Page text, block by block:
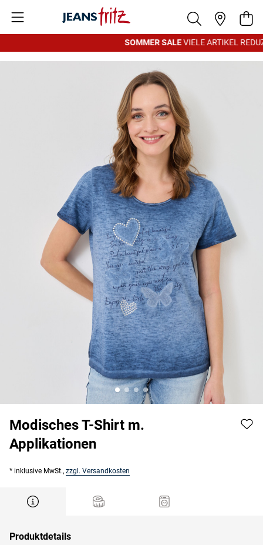
SOMMER SALEVIELE ARTIKEL
Modisches T-Shirt m.
Applikationen
* inklusive MwSt., zzgl. Versandkosten
Produktdetails